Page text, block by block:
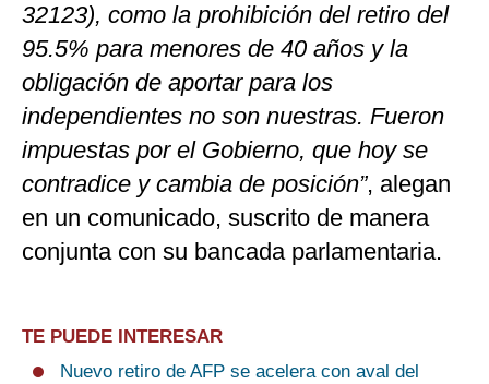
32123), como la prohibición del retiro del
95.5% para menores de 40 años y la
obligación de aportar para los
independientes no son nuestras. Fueron
impuestas por el Gobierno, que hoy se
contradice y cambia de posición”, alegan
en un comunicado, suscrito de manera
conjunta con su bancada parlamentaria.
TE PUEDE INTERESAR
Nuevo retiro de AFP se acelera con aval del